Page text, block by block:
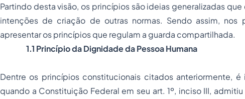
Partindo desta visão, os princípios são ideias generalizadas
intenções de criação de outras normas. Sendo assim, nos
apresentar os princípios que regulam a guarda compartilhada.
1.1 Princípio da Dignidade da Pessoa Humana
Dentre os princípios constitucionais citados anteriormente, é
quando a Constituição Federal em seu art. 1º, inciso III,